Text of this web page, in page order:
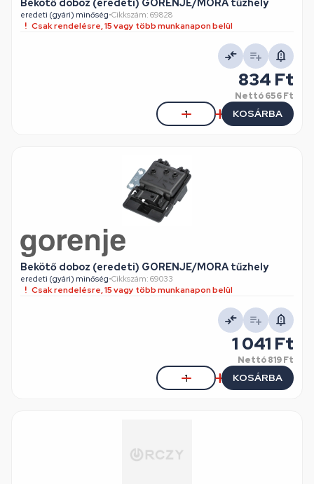
Bekötő doboz (eredeti) GORENJE/MORA tűzhely
eredeti (gyári) minőség•Cikkszám: 69828
Csak rendelésre, 15 vagy több munkanapon belül
834 Ft
Nettó656 Ft
KOSÁRBA
Bekötő doboz (eredeti) GORENJE/MORA tűzhely
eredeti (gyári) minőség•Cikkszám: 69033
Csak rendelésre, 15 vagy több munkanapon belül
1 041 Ft
Nettó819 Ft
KOSÁRBA